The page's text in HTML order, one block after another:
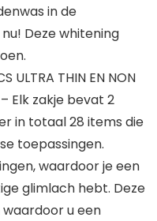
in de
Deze whitening
ULTRA THIN EN NON
Elk zakje bevat 2
in totaal 28 items die
toepassingen.
waardoor je een
glimlach hebt. Deze
u een